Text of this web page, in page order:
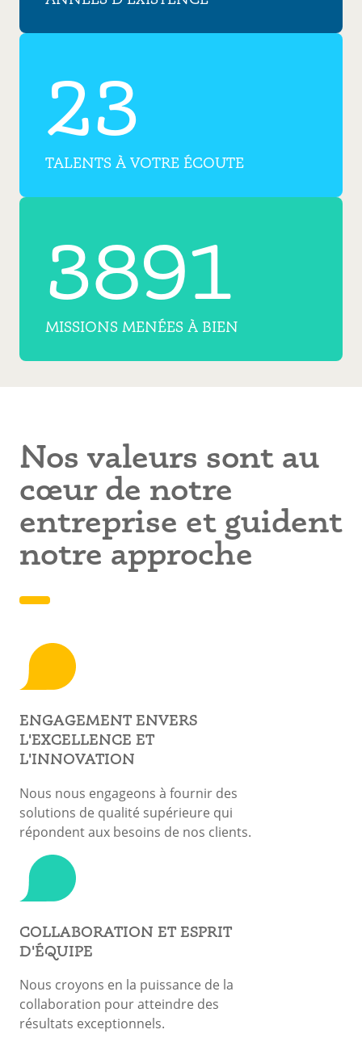
23
TALENTS À VOTRE ÉCOUTE
3891
MISSIONS MENÉES À BIEN
Nos valeurs sont au
cœur de notre
entreprise et guident
notre approche
ENGAGEMENT ENVERS
L'EXCELLENCE ET
L'INNOVATION
Nous nous engageons à fournir des
solutions de qualité supérieure qui
répondent aux besoins de nos clients.
COLLABORATION ET ESPRIT
D'ÉQUIPE
Nous croyons en la puissance de la
collaboration pour atteindre des
résultats exceptionnels.